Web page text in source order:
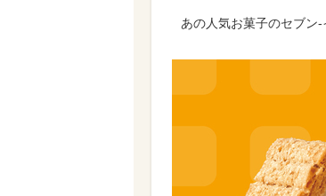
あの人気お菓子のセブン